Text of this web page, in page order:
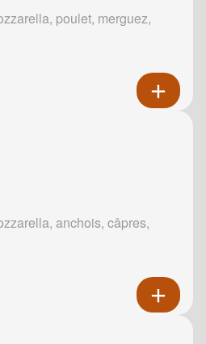
poulet, merguez,
anchois, câpres,